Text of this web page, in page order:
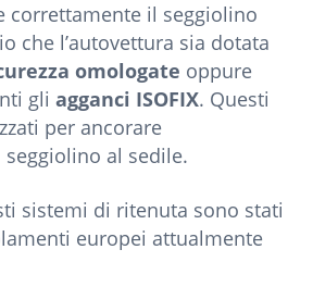
correttamente il seggiolino
che l’autovettura sia dotata
omologate oppure
gli agganci ISOFIX. Questi
per ancorare
al sedile.
sistemi di ritenuta sono stati
europei attualmente